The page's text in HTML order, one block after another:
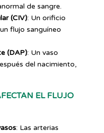
de sangre.
(CIV): Un orificio
flujo sanguíneo
(DAP): Un vaso
del nacimiento,
EL FLUJO
: Las arterias